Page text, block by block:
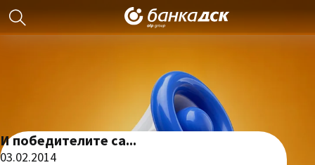
И победителите са...
03.02.2014